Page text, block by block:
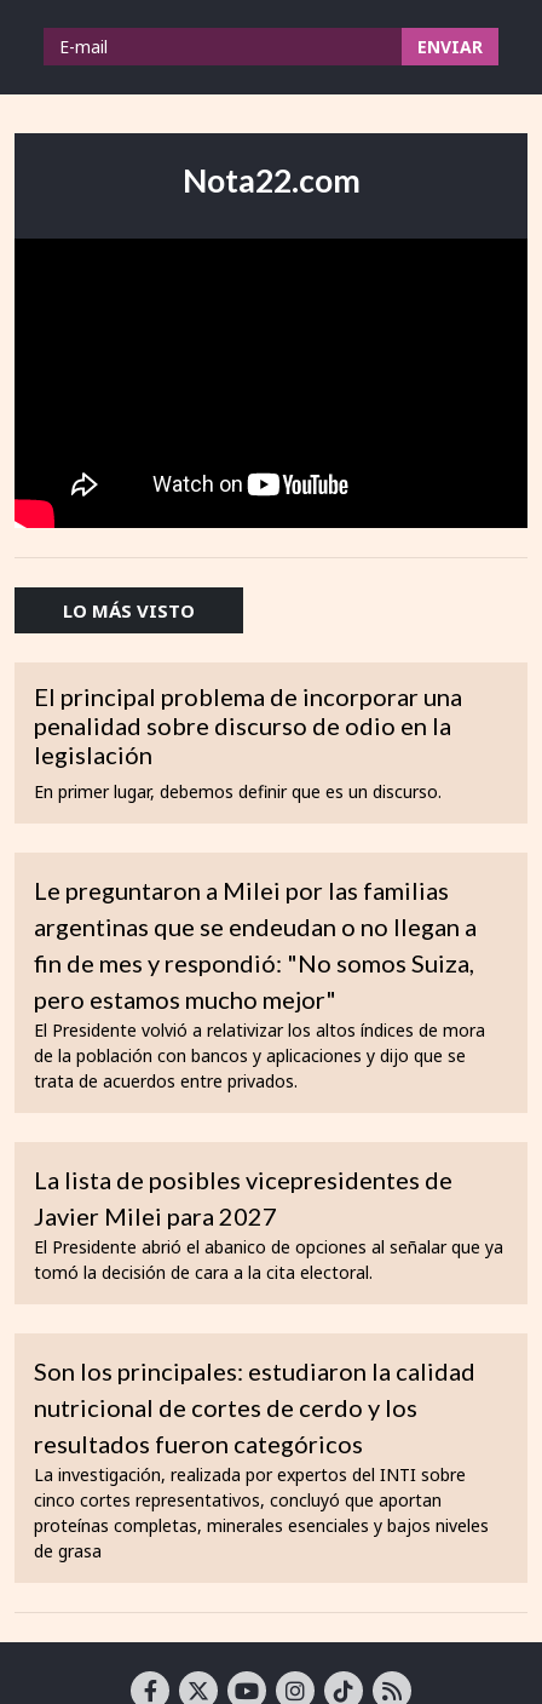
Nota22.com
LO MÁS VISTO
El principal problema de incorporar una
penalidad sobre discurso de odio en la
legislación
En primer lugar, debemos definir que es un discurso.
Le preguntaron a Milei por las familias
argentinas que se endeudan o no llegan a
fin de mes y respondió: "No somos Suiza,
pero estamos mucho mejor"
El Presidente volvió a relativizar los altos índices de mora
de la población con bancos y aplicaciones y dijo que se
trata de acuerdos entre privados.
La lista de posibles vicepresidentes de
Javier Milei para 2027
El Presidente abrió el abanico de opciones al señalar que ya
tomó la decisión de cara a la cita electoral.
Son los principales: estudiaron la calidad
nutricional de cortes de cerdo y los
resultados fueron categóricos
La investigación, realizada por expertos del INTI sobre
cinco cortes representativos, concluyó que aportan
proteínas completas, minerales esenciales y bajos niveles
de grasa